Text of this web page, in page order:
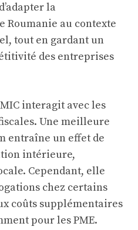
la
au contexte
tout en gardant un
des entreprises
interagit avec les
Une meilleure
entraîne un effet de
intérieure,
Cependant, elle
chez certains
coûts supplémentaires
pour les PME.